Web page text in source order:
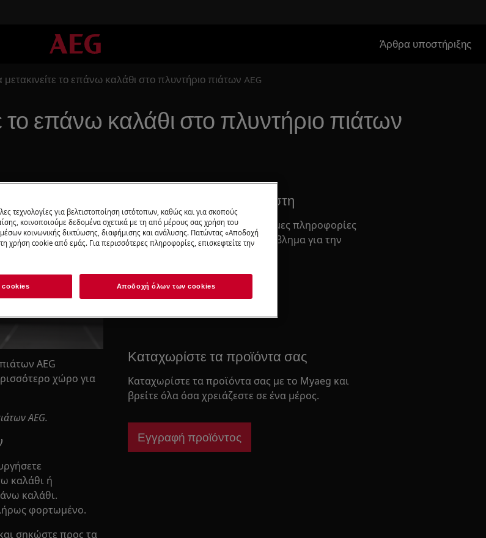
Άρθρα υποστήριξης
το επάνω καλάθι στο πλυντήριο πιάτων AEG
το επάνω καλάθι στο πλυντήριο πιάτων
AEG
χώρο για
AEG.
καλάθι ή
καλάθι.
φορτωμένο.
σηκώστε προς τα
Βρείτε το Εγχειρίδιο Χρήστη
Βρείτε οδηγίες και άλλες χρήσιμες πληροφορίες
και επιλύστε οποιοδήποτε πρόβλημα για την
Βρείτε το εγχειρίδιο
Καταχωρίστε τα προϊόντα σας
Καταχωρίστε τα προϊόντα σας με το Myaeg και
βρείτε όλα όσα χρειάζεστε σε ένα μέρος.
Εγγραφή προϊόντος
τεχνολογίες για βελτιστοποίηση ιστότοπων, καθώς και για σκοπούς
κοινοποιούμε δεδομένα σχετικά με τη από μέρους σας χρήση του
κοινωνικής δικτύωσης, διαφήμισης και ανάλυσης. Πατώντας «Αποδοχή
χρήση cookie από εμάς. Για περισσότερες πληροφορίες, επισκεφτείτε την
cookies Αποδοχή όλων των cookies